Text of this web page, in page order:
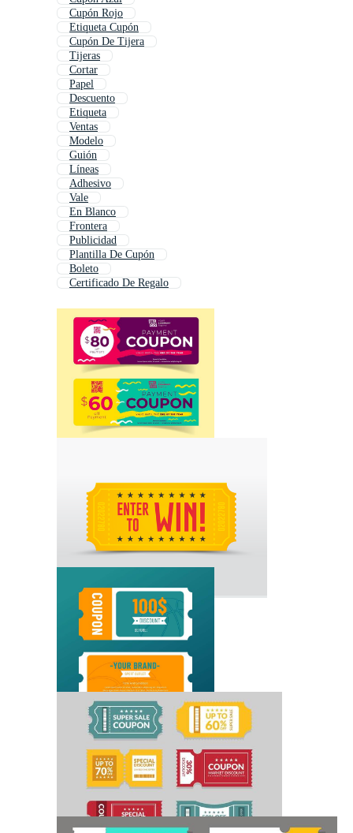
Cupón Rojo
Etiqueta Cupón
Cupón De Tijera
Tijeras
Cortar
Papel
Descuento
Etiqueta
Ventas
Modelo
Guión
Líneas
Adhesivo
Vale
En Blanco
Frontera
Publicidad
Plantilla De Cupón
Boleto
Certificado De Regalo